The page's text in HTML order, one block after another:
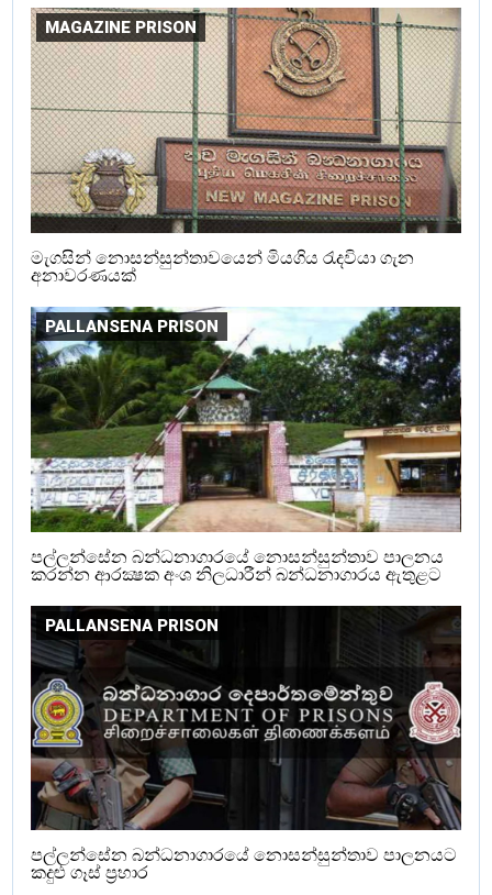
MAGAZINE PRISON
මැගසින් නොසන්සුන්තාවයෙන් මියගිය රැදවියා ගැන
අනාවරණයක්
PALLANSENA PRISON
පල්ලන්සේන බන්ධනාගාරයේ නොසන්සුන්තාව පාලනය
කරන්න ආරක්‍ෂක අංශ නිලධාරීන් බන්ධනාගාරය ඇතුළට
PALLANSENA PRISON
පල්ලන්සේන බන්ධනාගාරයේ නොසන්සුන්තාව පාලනයට
කදුළු ගෑස් ප්‍රහාර